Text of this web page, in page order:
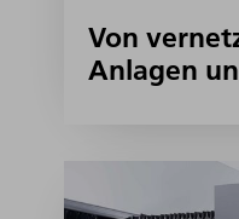
Von
Anlagen